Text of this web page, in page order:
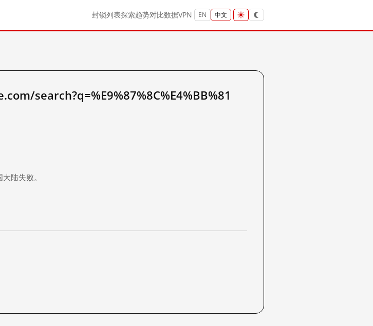
封锁列表探索趋势对比数据VPN EN 中文
search?q=%E9%87%8C%E4%BB%81
陆失败。